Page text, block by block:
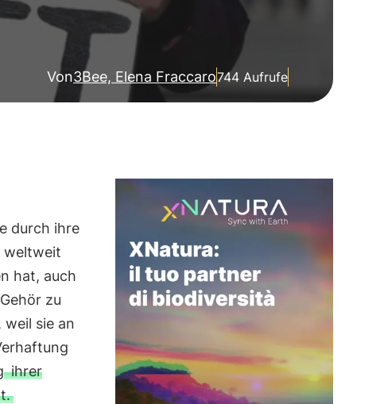
Von3Bee, Elena Fraccaro744 Aufrufe
durch ihre
weltweit
hat, auch
zu
sie an
ihrer